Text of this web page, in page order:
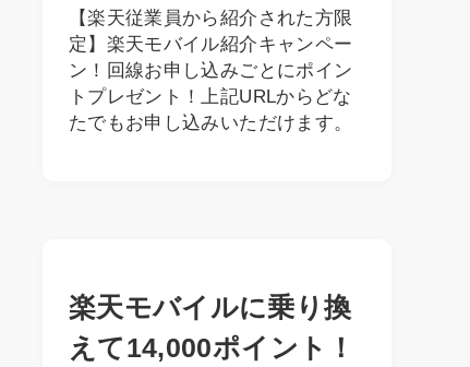
【楽天従業員から紹介された方限
定】楽天モバイル紹介キャンペー
ン！回線お申し込みごとにポイン
トプレゼント！上記URLからどな
たでもお申し込みいただけます。
楽天モバイルに乗り換
えて14,000ポイント！